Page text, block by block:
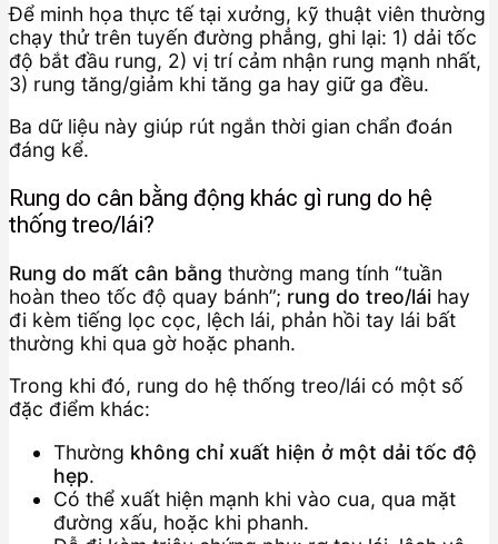
Để minh họa thực tế tại xưởng, kỹ thuật viên thường
chạy thử trên tuyến đường phẳng, ghi lại: 1) dải tốc
độ bắt đầu rung, 2) vị trí cảm nhận rung mạnh nhất,
3) rung tăng/giảm khi tăng ga hay giữ ga đều.
Ba dữ liệu này giúp rút ngắn thời gian chẩn đoán
đáng kể.
Rung do cân bằng động khác gì rung do hệ
thống treo/lái?
Rung do mất cân bằng thường mang tính “tuần
hoàn theo tốc độ quay bánh”; rung do treo/lái hay
đi kèm tiếng lọc cọc, lệch lái, phản hồi tay lái bất
thường khi qua gờ hoặc phanh.
Trong khi đó, rung do hệ thống treo/lái có một số
đặc điểm khác:
Thường không chỉ xuất hiện ở một dải tốc độ
hẹp.
Có thể xuất hiện mạnh khi vào cua, qua mặt
đường xấu, hoặc khi phanh.